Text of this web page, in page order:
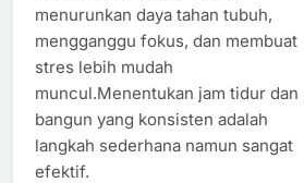
menurunkan daya tahan tubuh,
mengganggu fokus, dan membuat
stres lebih mudah
muncul.Menentukan jam tidur dan
bangun yang konsisten adalah
langkah sederhana namun sangat
efektif.